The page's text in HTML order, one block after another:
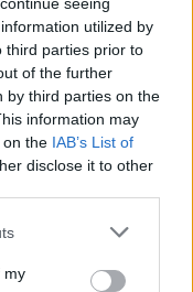
utilized by
third parties prior to
of the further
by third parties on the
information may
on the IAB’s List of
disclose it to other
my
(B.A.T. Program
Miškovského třetí
po dvou
Nouzy (Rozhledny
555, 1999 a
555, 2003).
který obsahuje v